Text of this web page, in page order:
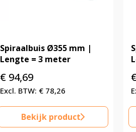
Spiraalbuis Ø355 mm |
Lengte = 3 meter
€ 94,69
€ 78,26
Bekijk product